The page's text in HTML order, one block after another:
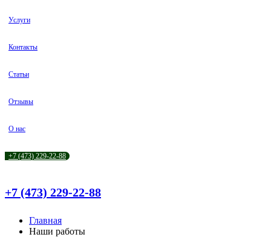
Услуги
Контакты
Статьи
Отзывы
О нас
+7 (473) 229-22-88
+7 (473) 229-22-88
Главная
Наши работы